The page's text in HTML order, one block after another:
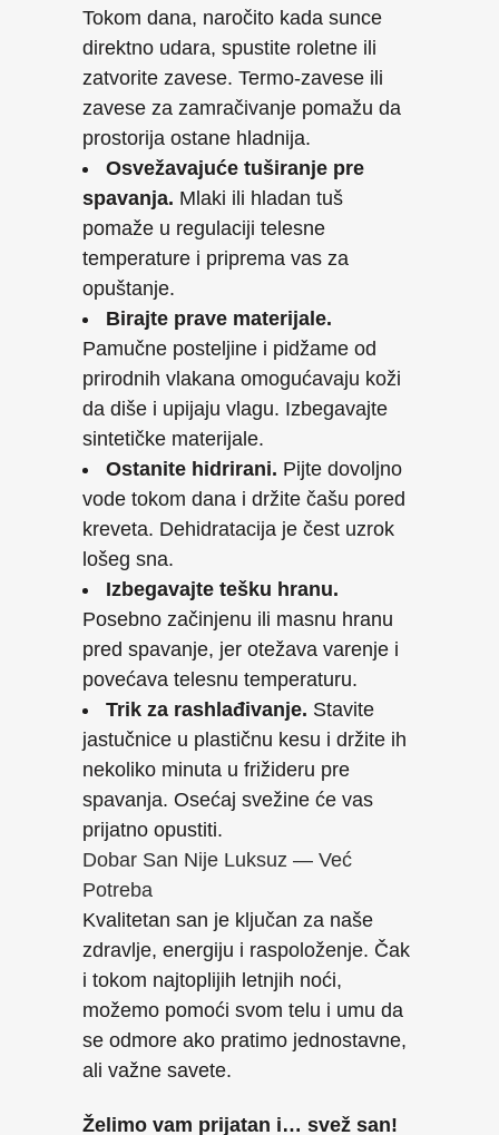
Tokom dana, naročito kada sunce
direktno udara, spustite roletne ili
zatvorite zavese. Termo-zavese ili
zavese za zamračivanje pomažu da
prostorija ostane hladnija.
Osvežavajuće tuširanje pre
spavanja. Mlaki ili hladan tuš
pomaže u regulaciji telesne
temperature i priprema vas za
opuštanje.
Birajte prave materijale.
Pamučne posteljine i pidžame od
prirodnih vlakana omogućavaju koži
da diše i upijaju vlagu. Izbegavajte
sintetičke materijale.
Ostanite hidrirani. Pijte dovoljno
vode tokom dana i držite čašu pored
kreveta. Dehidratacija je čest uzrok
lošeg sna.
Izbegavajte tešku hranu.
Posebno začinjenu ili masnu hranu
pred spavanje, jer otežava varenje i
povećava telesnu temperaturu.
Trik za rashlađivanje. Stavite
jastučnice u plastičnu kesu i držite ih
nekoliko minuta u frižideru pre
spavanja. Osećaj svežine će vas
prijatno opustiti.
Dobar San Nije Luksuz — Već
Potreba
Kvalitetan san je ključan za naše
zdravlje, energiju i raspoloženje. Čak
i tokom najtoplijih letnjih noći,
možemo pomoći svom telu i umu da
se odmore ako pratimo jednostavne,
ali važne savete.
Želimo vam prijatan i… svež san!